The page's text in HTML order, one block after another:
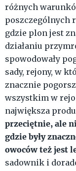
różnych
poszczególnych
gdzie plon jest
działaniu
spowodowały
sady, rejony, w
znacznie
wszystkim w
największa
przeciętnie, ale
gdzie były
owoców też jest
sadownik i